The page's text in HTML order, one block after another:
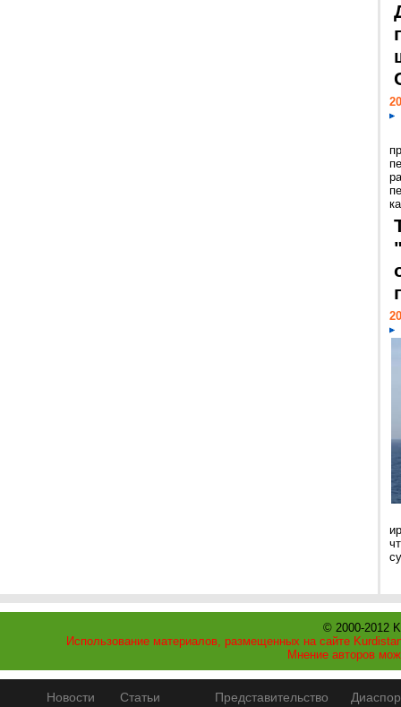
© 2000-2012
Использование материалов, размещенных на сайте
Мнение авторов
Новости Статьи Представительство